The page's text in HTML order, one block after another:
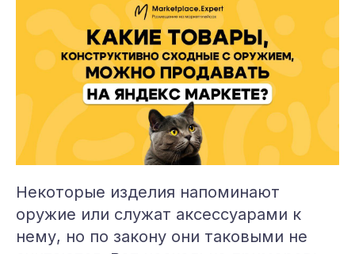
Некоторые изделия напоминают
оружие или служат аксессуарами к
нему, но по закону они таковыми не